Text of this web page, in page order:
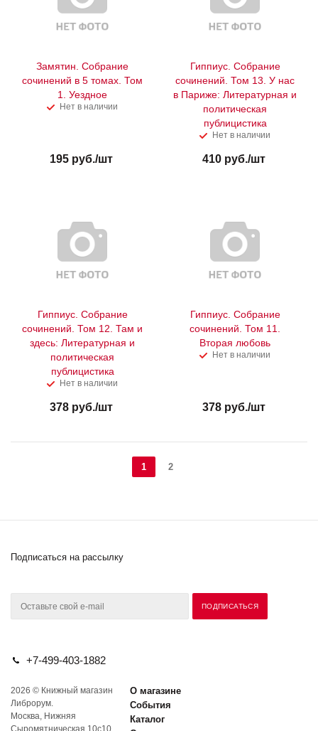
Замятин. Собрание
сочинений в 5 томах. Том
1. Уездное
Нет в наличии
195руб./шт
Гиппиус. Собрание
сочинений. Том 13. У нас
в Париже: Литературная и
политическая
публицистика
Нет в наличии
410руб./шт
Гиппиус. Собрание
сочинений. Том 12. Там и
здесь: Литературная и
политическая
публицистика
Нет в наличии
378руб./шт
Гиппиус. Собрание
сочинений. Том 11.
Вторая любовь
Нет в наличии
378руб./шт
1 2
Подписаться на рассылку
+7-499-403-1882
2026 © Книжный магазин
Либрорум.
Москва, Нижняя
Сыромятническая 10с10.
О магазине
События
Каталог